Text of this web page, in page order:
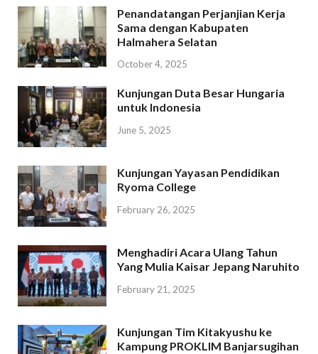
Penandatangan Perjanjian Kerja
Sama dengan Kabupaten
Halmahera Selatan
October 4, 2025
Kunjungan Duta Besar Hungaria
untuk Indonesia
June 5, 2025
Kunjungan Yayasan Pendidikan
Ryoma College
February 26, 2025
Menghadiri Acara Ulang Tahun
Yang Mulia Kaisar Jepang Naruhito
February 21, 2025
Kunjungan Tim Kitakyushu ke
Kampung PROKLIM Banjarsugihan